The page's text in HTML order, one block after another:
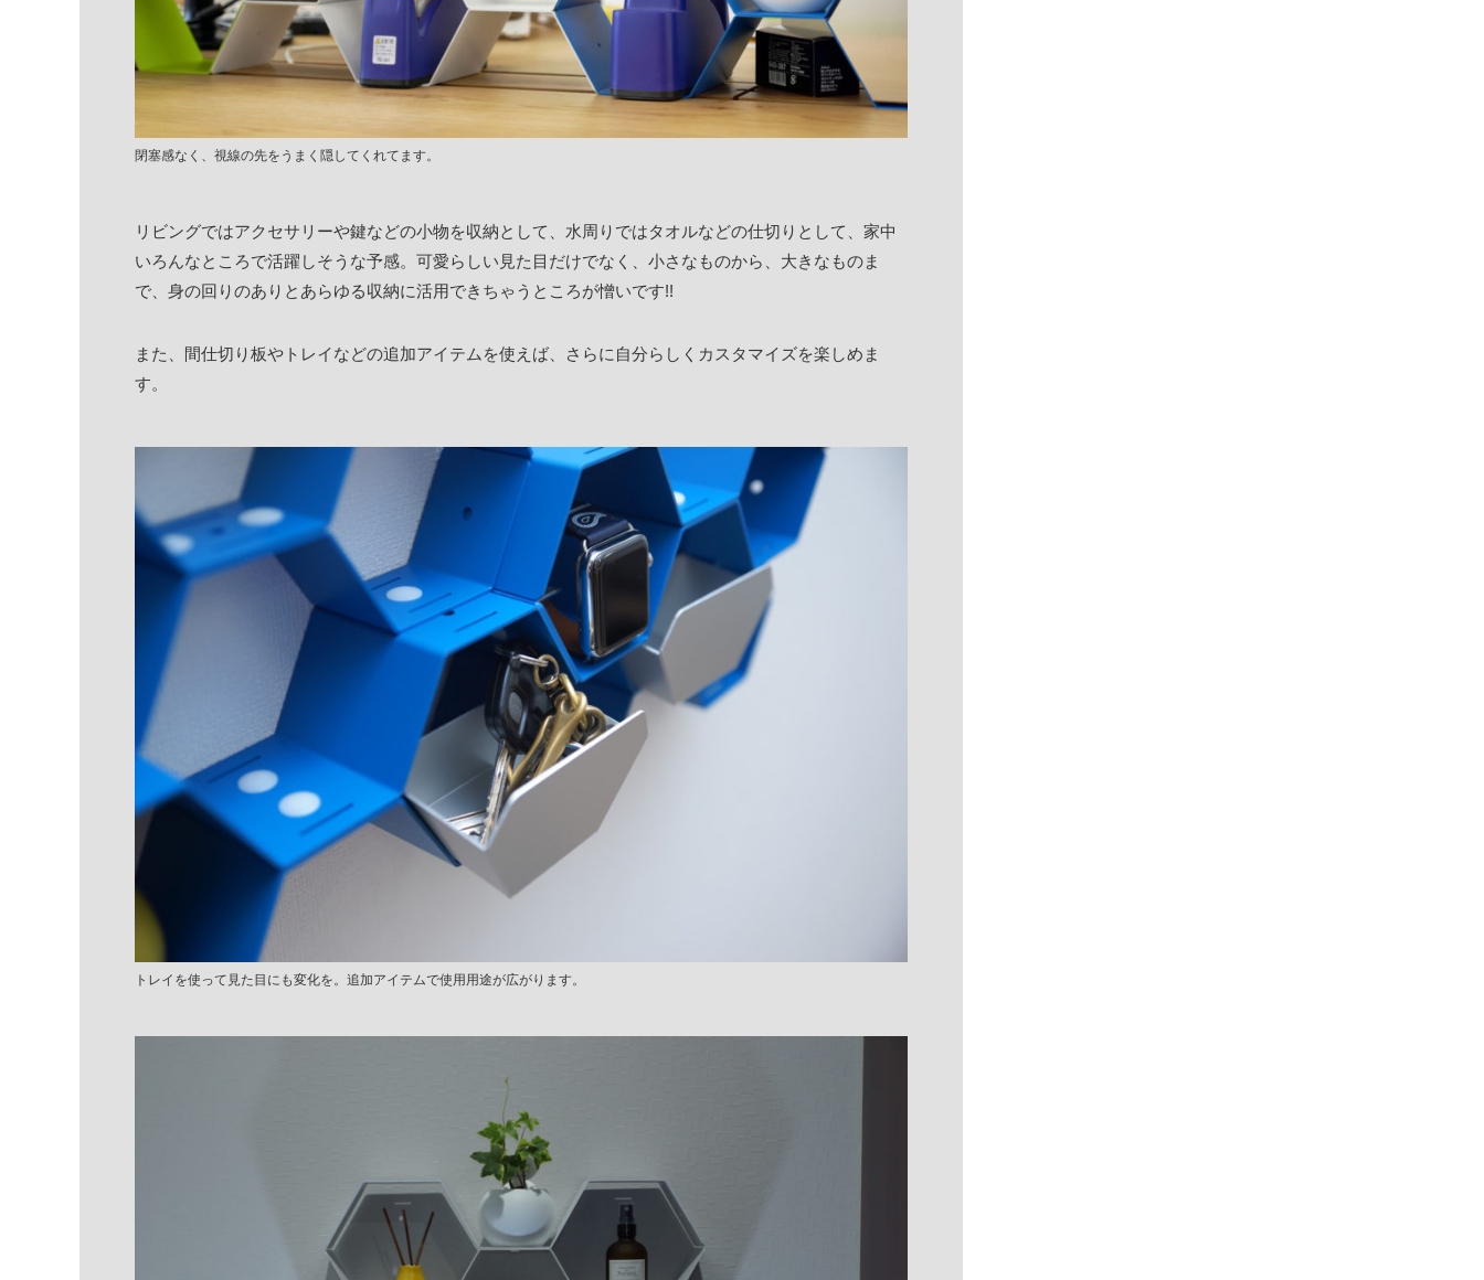
閉塞感なく、視線の先をうまく隠してくれてます。
リビングではアクセサリーや鍵などの小物を収納として、水周りではタオルなどの仕切りとして、家中
いろんなところで活躍しそうな予感。可愛らしい見た目だけでなく、小さなものから、大きなものま
で、身の回りのありとあらゆる収納に活用できちゃうところが憎いです!!
また、間仕切り板やトレイなどの追加アイテムを使えば、さらに自分らしくカスタマイズを楽しめま
す。
トレイを使って見た目にも変化を。追加アイテムで使用用途が広がります。